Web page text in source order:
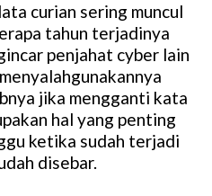
M
u
t
e
curian sering muncul
tahun terjadinya
penjahat cyber lain
jika mengganti kata
hal yang penting
ketika sudah terjadi
disebar.